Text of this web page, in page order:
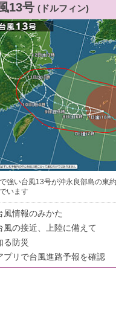
13号 (ドルフィン)
強い台風13号が沖永良部島の東
います
風情報のみかた
風の接近、上陸に備えて
る防災
プリで台風進路予報を確認